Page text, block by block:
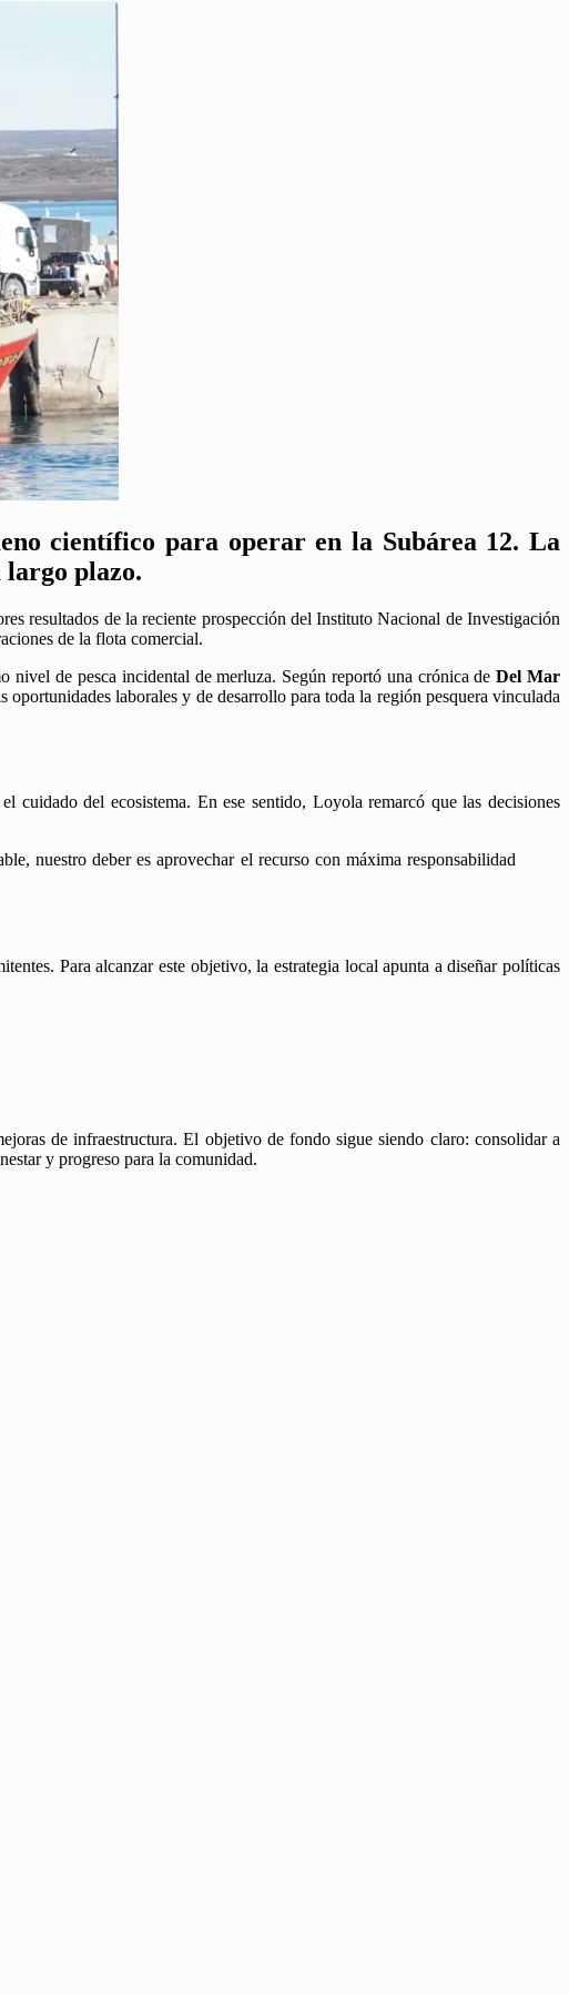
científico para operar en la Subárea 12. La
plazo.
resultados de la reciente prospección del Instituto Nacional de Investigación
de la flota comercial.
nivel de pesca incidental de merluza. Según reportó una crónica deDel Mar
laborales y de desarrollo para toda la región pesquera vinculada
del ecosistema. En ese sentido, Loyola remarcó que las decisiones
nuestro deber es aprovechar el recurso con máxima responsabilidad
Para alcanzar este objetivo, la estrategia local apunta a diseñar políticas
de infraestructura. El objetivo de fondo sigue siendo claro: consolidar a
y progreso para la comunidad.